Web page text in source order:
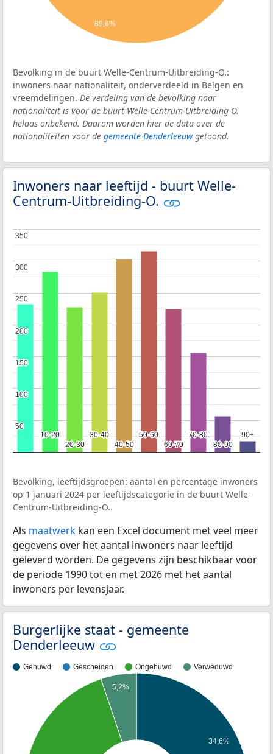
89,6%
Bevolking in de buurt Welle-Centrum-Uitbreiding-O.:
inwoners naar nationaliteit, onderverdeeld in Belgen en
vreemdelingen. De verdeling van de bevolking naar
nationaliteit is voor de buurt Welle-Centrum-Uitbreiding-O.
helaas onbekend. Daarom worden hier de data over de
nationaliteiten voor de gemeente Denderleeuwgetoond.
Inwoners naar leeftijd - buurt Welle-
Centrum-Uitbreiding-O.
10-20
10-20
20-30
20-30
30-40
30-40
40-50
40-50
50-60
50-60
60-70
60-70
70-80
70-80
80-90
80-90
90+
90+
50
50
100
100
150
150
200
200
250
250
300
300
350
350
Bevolking, leeftijdsgroepen: aantal en percentage inwoners
op 1 januari 2024 per leeftijdscategorie in de buurt Welle-
Centrum-Uitbreiding-O..
Als maatwerk kan een Excel document met veel meer
gegevens over het aantal inwoners naar leeftijd
geleverd worden. De gegevens zijn beschikbaar voor
de periode 1990 tot en met 2026 met het aantal
inwoners per levensjaar.
Burgerlijke staat - gemeente
Denderleeuw
Gehuwd Gescheiden Ongehuwd Verweduwd
34,6%
5,2%